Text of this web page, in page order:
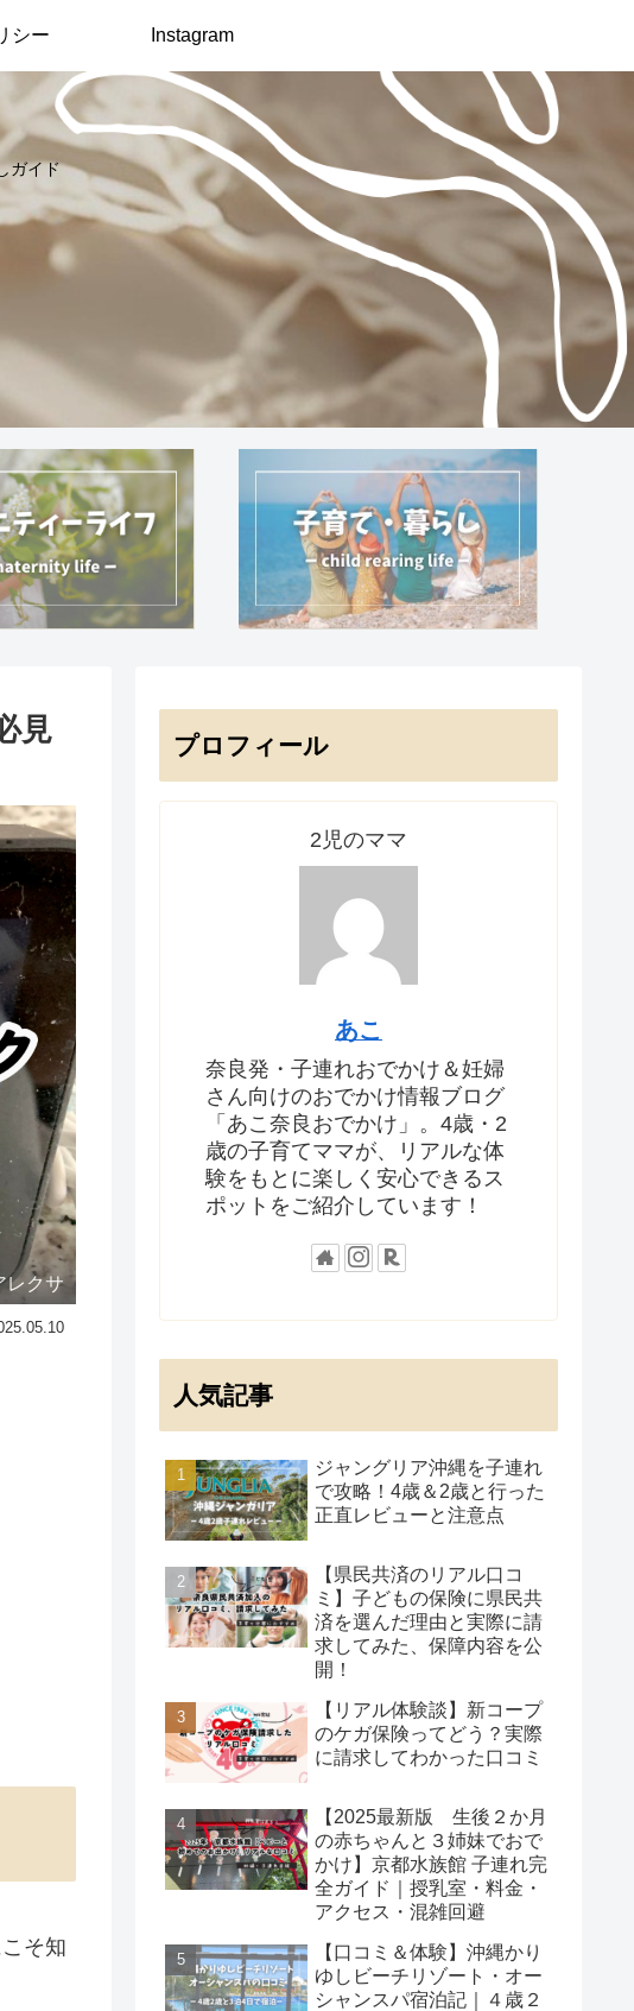
ガイド
シー Instagram
見
レクサ
そ知
プロフィール
2児のママ
あこ
奈良発・子連れおでかけ＆妊婦
さん向けのおでかけ情報ブログ
「あこ奈良おでかけ」。4歳・2
歳の子育てママが、リアルな体
験をもとに楽しく安心できるス
ポットをご紹介しています！
人気記事
ジャングリア沖縄を子連れ
で攻略！4歳＆2歳と行った
正直レビューと注意点
【県民共済のリアル口コ
ミ】子どもの保険に県民共
済を選んだ理由と実際に請
求してみた、保障内容を公
開！
【リアル体験談】新コープ
のケガ保険ってどう？実際
に請求してわかった口コミ
【2025最新版 生後２か月
の赤ちゃんと３姉妹でおで
かけ】京都水族館 子連れ完
全ガイド｜授乳室・料金・
アクセス・混雑回避
【口コミ＆体験】沖縄かり
ゆしビーチリゾート・オー
シャンスパ宿泊記｜４歳２